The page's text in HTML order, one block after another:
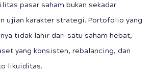
pasar saham bukan sekadar
ujian karakter strategi. Portofolio yang
tidak lahir dari satu saham hebat,
yang konsisten, rebalancing, dan
likuiditas.